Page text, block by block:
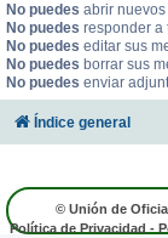
No puedes abrir
No puedes responder a
No puedes editar sus
No puedes borrar sus
No puedes enviar
Índice general
© Unión de
Política de Privacidad-